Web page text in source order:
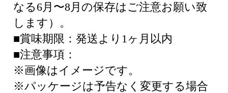
なる6月〜8月の保存はご注意お願い致
します）。
■賞味期限：発送より1ヶ月以内
■注意事項：
※画像はイメージです。
※パッケージは予告なく変更する場合